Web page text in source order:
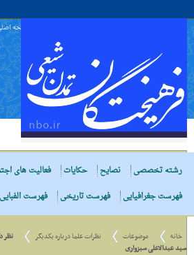
صفحه
رشته تخصصی
نصایح حکایات فعالیت های
فهرست جغرافیایی
فهرست تاریخی فهرست الفبایی
خانه موضوعات نظرات علما درباره یکدیگر
نظر
سید عبدالاعلی سبزواری